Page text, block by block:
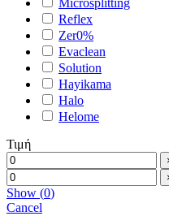
Microsplitting
Reflex
Zer0%
Evaclean
Solution
Hayikama
Halo
Helome
Τιμή
Show (0)
Cancel